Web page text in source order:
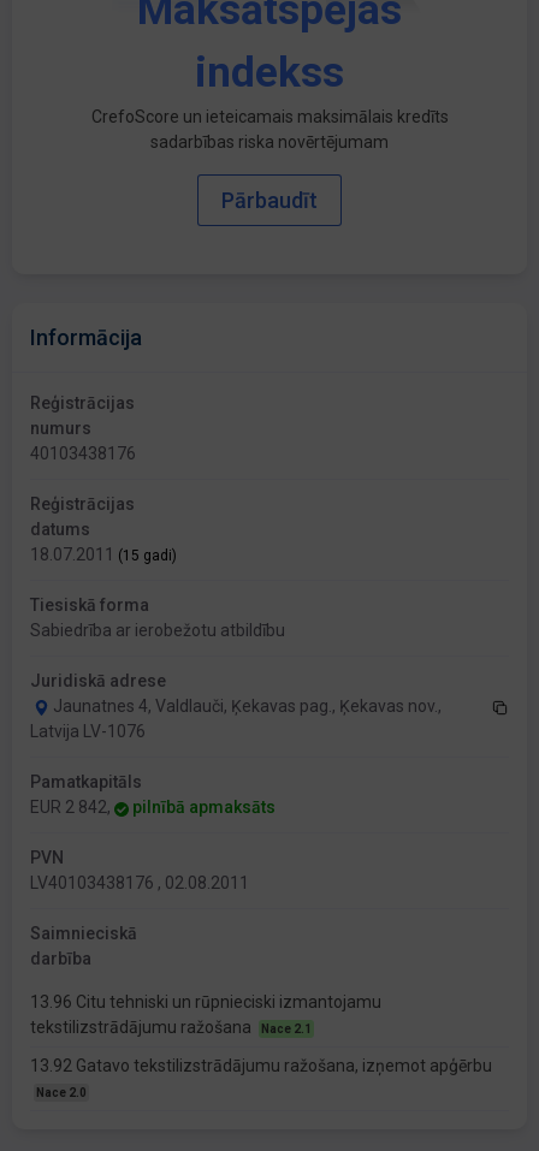
Maksātspējas
indekss
CrefoScore un ieteicamais maksimālais kredīts
sadarbības riska novērtējumam
Pārbaudīt
Informācija
Reģistrācijas
numurs
40103438176
Reģistrācijas
datums
18.07.2011 (15 gadi)
Tiesiskā forma
Sabiedrība ar ierobežotu atbildību
Juridiskā adrese
Jaunatnes 4, Valdlauči, Ķekavas pag., Ķekavas nov.,
Latvija LV-1076
Pamatkapitāls
EUR 2 842,
pilnībā apmaksāts
PVN
LV40103438176 , 02.08.2011
Saimnieciskā
darbība
13.96 Citu tehniski un rūpnieciski izmantojamu
tekstilizstrādājumu ražošana
Nace 2.1
13.92 Gatavo tekstilizstrādājumu ražošana, izņemot apģērbu
Nace 2.0